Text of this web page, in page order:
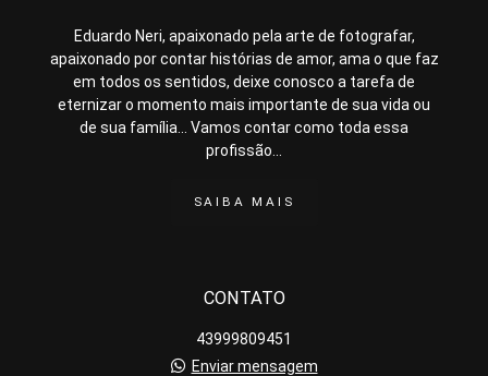
Eduardo Neri, apaixonado pela arte de fotografar,
apaixonado por contar histórias de amor, ama o que faz
em todos os sentidos, deixe conosco a tarefa de
eternizar o momento mais importante de sua vida ou
de sua família... Vamos contar como toda essa
profissão...
SAIBA MAIS
CONTATO
43999809451
Enviar mensagem